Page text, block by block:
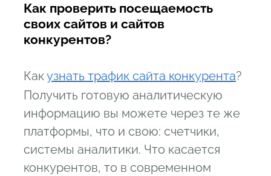
Как проверить посещаемость
своих сайтов и сайтов
конкурентов?
Какузнать трафик сайта конкурента?
Получить готовую аналитическую
информацию вы можете через те же
платформы, что и свою: счетчики,
системы аналитики. Что касается
конкурентов, то в современном